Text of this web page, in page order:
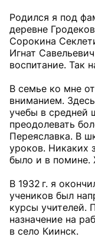
Родился я под
деревне
Сорокина
Игнат
воспитание. Так
В семье ко мне
вниманием.
учебы в средней
преодолевать
Переяславка. В
уроков. Никаких
было и в помине.
В 1932 г. я
учеников был
курсы учителей.
назначение на
в село Киинск.